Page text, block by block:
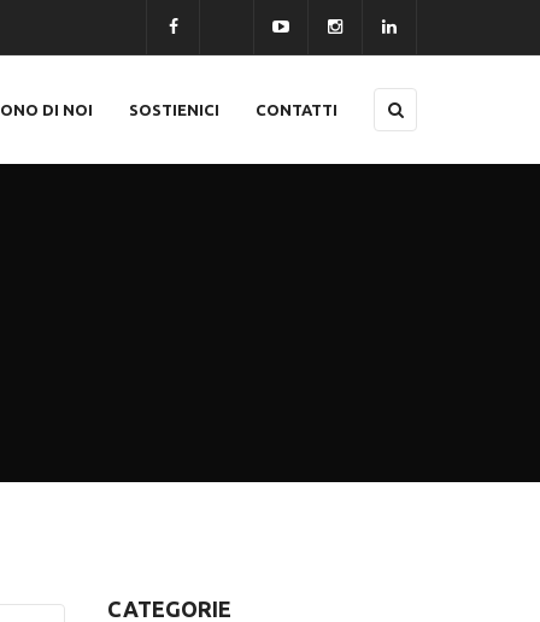
DI NOI SOSTIENICI CONTATTI
CATEGORIE